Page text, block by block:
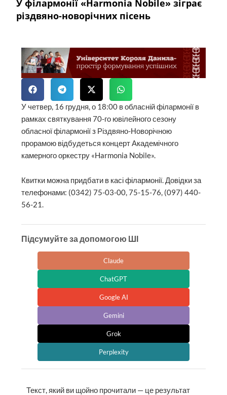
У філармонії «Harmonia Nobile» зіграє
різдвяно-новорічних пісень
У четвер, 16 грудня, о 18:00 в обласній філармонії в
рамках святкування 70-го ювілейного сезону
обласної філармонії з Різдвяно-Новорічною
прорамою відбудеться концерт Академічного
камерного оркестру «Harmonia Nobile».
Квитки можна придбати в касі філармонії. Довідки за
телефонами: (0342) 75-03-00, 75-15-76, (097) 440-
56-21.
Підсумуйте за допомогою ШІ
Claude
ChatGPT
Google AI
Gemini
Grok
Perplexity
Текст, який ви щойно прочитали — це результат